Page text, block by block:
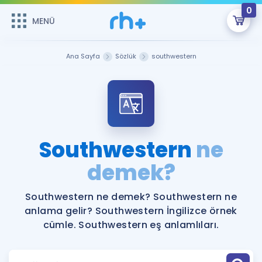
MENÜ
0
Şifremi Hatırlamıyorum
Sepetin Şu An Boş.
Remzi Hoca ile seni sınava hazırlayacak onlarca eğitim seni
bekliyor!
MENÜ
Katılımcı Görüşleri
Faydalı Araçlar
Ücretsiz Kaynaklar
İngilizce Gramer
Ana Sayfa Sözlük southwestern
Southwestern ne
demek?
Southwestern ne demek? Southwestern ne
anlama gelir? Southwestern İngilizce örnek
cümle. Southwestern eş anlamlıları.